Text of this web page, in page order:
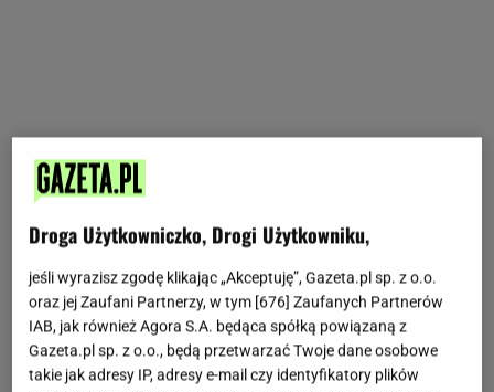
Droga Użytkowniczko, Drogi Użytkowniku,
jeśli wyrazisz zgodę klikając „Akceptuję”, Gazeta.pl sp. z o.o.
oraz jej Zaufani Partnerzy, w tym [676] Zaufanych Partnerów
IAB, jak również Agora S.A. będąca spółką powiązaną z
Gazeta.pl sp. z o.o., będą przetwarzać Twoje dane osobowe
takie jak adresy IP, adresy e-mail czy identyfikatory plików